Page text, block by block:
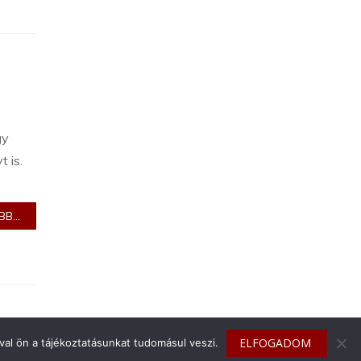
is.
ön a tájékoztatásunkat tudomásul veszi. ELFOGADOM